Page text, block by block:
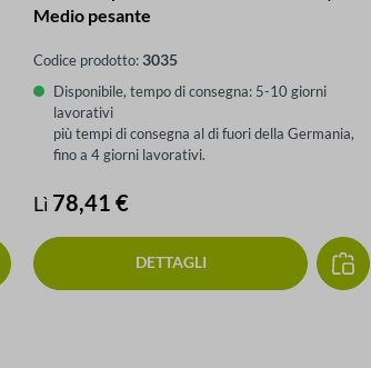
Medio pesante
Codice prodotto:3035
Disponibile, tempo di consegna: 5-10 giorni
lavorativi
più tempi di consegna al di fuori della Germania,
fino a 4 giorni lavorativi.
Prezzo normale:
Lì 78,41 €
DETTAGLI